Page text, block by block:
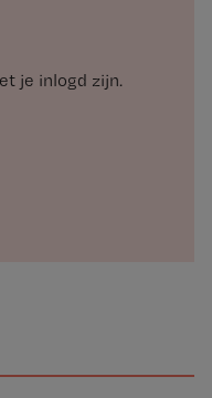
je inlogd zijn.